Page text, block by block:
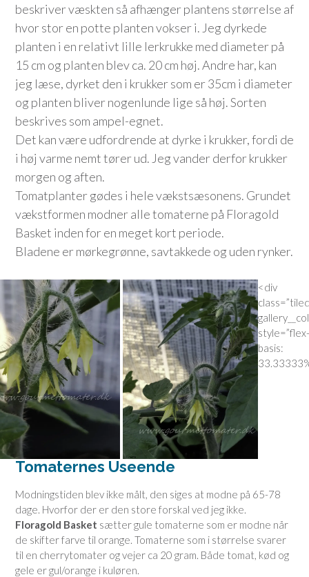
beskriver væskten så afhænger plantens størrelse af
hvor stor en potte planten vokser i. Jeg dyrkede
planten i en relativt lille lerkrukke med diameter på
15 cm og planten blev ca. 20 cm høj. Andre har, kan
jeg læse, dyrket den i krukker som er 35cm i diameter
og planten bliver nogenlunde lige så høj. Sorten
beskrives som ampel-egnet.
Det kan være udfordrende at dyrke i krukker, fordi de
i høj varme nemt tører ud. Jeg vander derfor krukker
morgen og aften.
Tomatplanter gødes i hele vækstsæsonens. Grundet
vækstformen modner alle tomaterne på Floragold
Basket inden for en meget kort periode.
Bladene er mørkegrønne, savtakkede og uden rynker.
<div
style=”flex-
basis:
Tomaternes Useende
Modningstiden blev ikke målt, den siges at modne på 65-78
dage. Hvorfor der er den store forskal ved jeg ikke.
Floragold Basket sætter gule tomaterne som er modne når
de skifter farve til orange. Tomaterne som i størrelse svarer
til en cherrytomater og vejer ca 20 gram. Både tomat, kød og
gele er gul/orange i kuløren.